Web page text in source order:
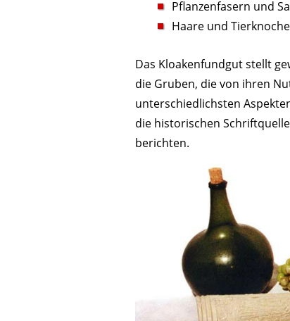
Pflanzenfasern und
Haare und
Das Kloakenfundgut stellt
die Gruben, die von ihren
unterschiedlichsten
die historischen
berichten.